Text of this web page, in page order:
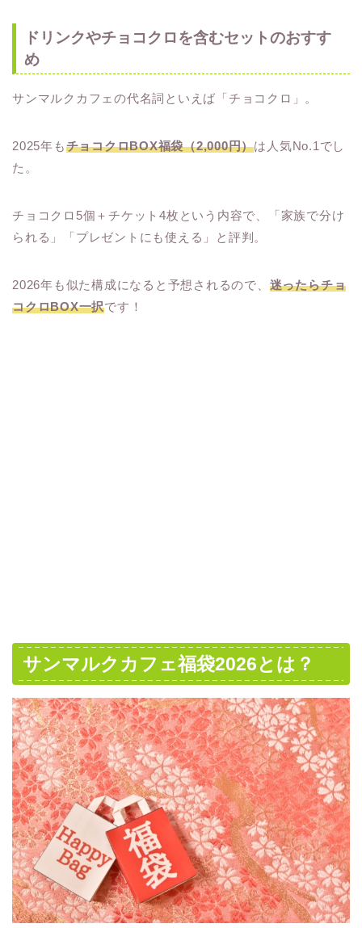
ドリンクやチョコクロを含むセットのおすす
め
サンマルクカフェの代名詞といえば「チョコクロ」。
2025年もチョコクロBOX福袋（2,000円）は人気No.1でし
た。
チョコクロ5個＋チケット4枚という内容で、「家族で分け
られる」「プレゼントにも使える」と評判。
2026年も似た構成になると予想されるので、 迷ったらチョ
コクロBOX一択です！
サンマルクカフェ福袋2026とは？